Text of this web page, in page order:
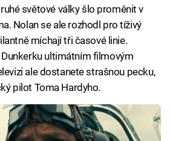
světové války šlo proměnit v
Nolan se ale rozhodl pro tíživý
míchají tři časové linie.
ultimátním filmovým
ale dostanete strašnou pecku,
pilot Toma Hardyho.